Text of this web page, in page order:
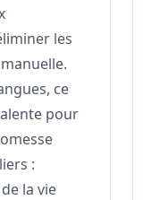
les
ce
pour
:
la vie